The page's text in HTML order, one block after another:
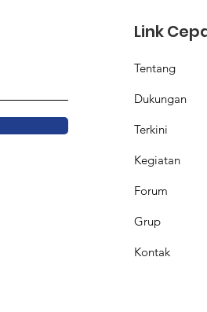
Link
Tentang
Dukungan
Terkini
Kegiatan
Forum
Grup
Kontak